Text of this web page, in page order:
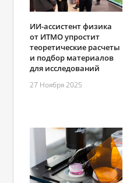
ИИ-ассистент физика
от ИТМО упростит
теоретические расчеты
и подбор материалов
для исследований
27 Ноября 2025